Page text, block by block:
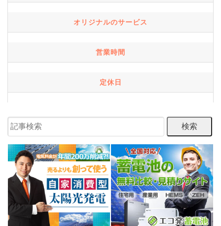
オリジナルのサービス
営業時間
定休日